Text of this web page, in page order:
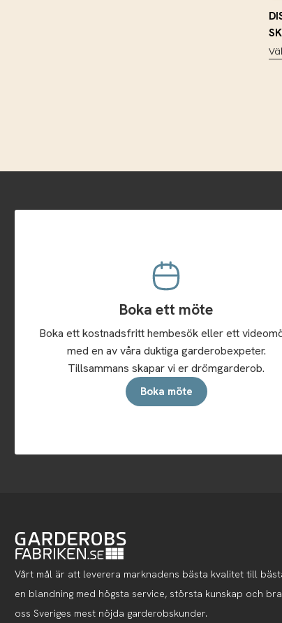
Boka ett möte
Boka ett kostnadsfritt hembesök eller ett
med en av våra duktiga garderobexpeter.
Tillsammans skapar vi er drömgarderob.
Boka möte
Vårt mål är att leverera marknadens bästa kvalitet till
en blandning med högsta service, största kunskap och
oss Sveriges mest nöjda garderobskunder.